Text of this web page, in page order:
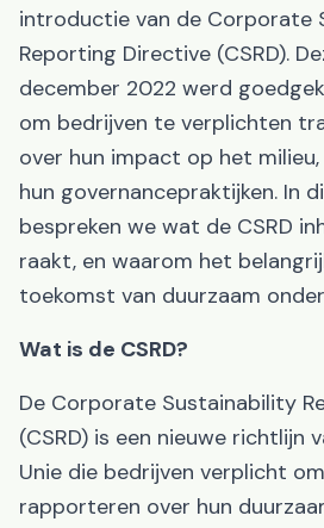
introductie van de Corporate
Reporting Directive (CSRD).
december 2022 werd
om bedrijven te verplichten
over hun impact op het
hun governancepraktijken. In
bespreken we wat de CSRD
raakt, en waarom het
toekomst van duurzaam
Wat is de CSRD?
De Corporate Sustainability
(CSRD) is een nieuwe richtlijn
Unie die bedrijven verplicht
rapporteren over hun